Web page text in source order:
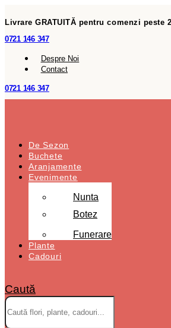
Livrare GRATUITĂ pentru comenzi peste
0721 146 347
Despre Noi
Contact
0721 146 347
De Sezon
Buchete
Aranjamente
Evenimente
Nunta
Botez
Funerare
Plante
Cadouri
Caută